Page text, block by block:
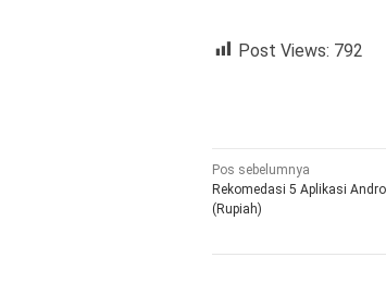
Post Views: 792
Navigasi
pos
Pos sebelumnya
Rekomedasi 5 Aplikasi
(Rupiah)